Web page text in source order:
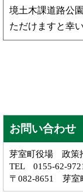
境土木課道路公
ただけますと幸い
お問い合わせ
芽室町役場 政策
TEL 0155-62-
〒082-8651 芽室